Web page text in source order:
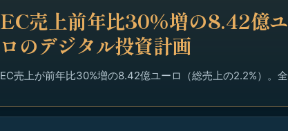
EC売上前年比30%増の8.42億
ロのデジタル投資計画
EC売上が前年比30%増の8.42億ユーロ（総売上の2.2%）。